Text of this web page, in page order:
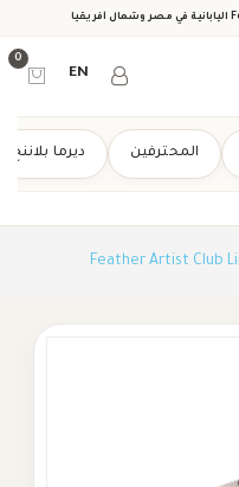
EN
0
المحترفين ديرما بلاننج
Feather Artist Club